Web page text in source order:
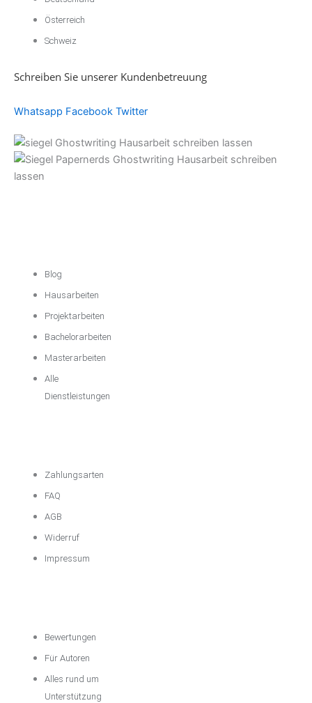
Österreich
Schweiz
Schreiben Sie unserer Kundenbetreuung
Whatsapp Facebook Twitter
Blog
Hausarbeiten
Projektarbeiten
Bachelorarbeiten
Masterarbeiten
Alle
Dienstleistungen
Zahlungsarten
FAQ
AGB
Widerruf
Impressum
Bewertungen
Für Autoren
Alles rund um
Unterstützung